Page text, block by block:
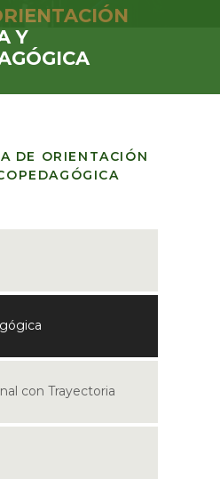
Y
DE ORIENTACIÓN
con Trayectoria